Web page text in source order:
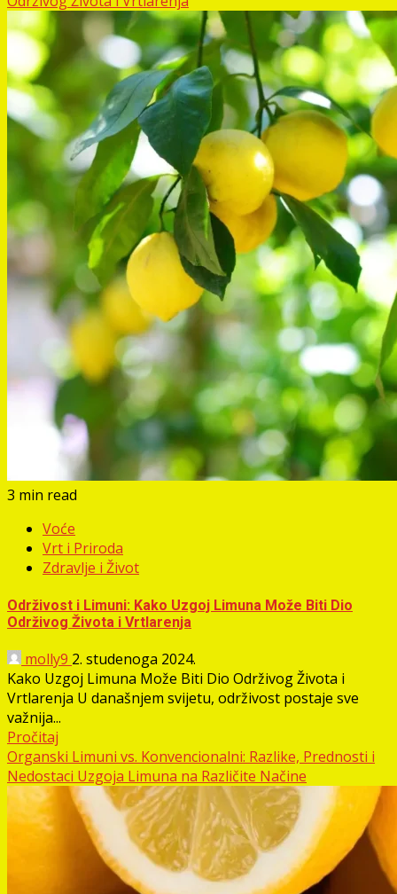
3 min read
Voće
Vrt i Priroda
Zdravlje i Život
Održivost i Limuni: Kako Uzgoj Limuna Može Biti Dio
Održivog Života i Vrtlarenja
molly9 2. studenoga 2024.
Kako Uzgoj Limuna Može Biti Dio Održivog Života i
Vrtlarenja U današnjem svijetu, održivost postaje sve
važnija...
Pročitaj
Organski Limuni vs. Konvencionalni: Razlike, Prednosti i
Nedostaci Uzgoja Limuna na Različite Načine